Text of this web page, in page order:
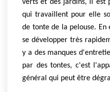
verts et des jardins, il est
qui travaillent pour elle
de tonte de la pelouse. En
se développer très
y a des manques
par des tontes, c'est
général qui peut être